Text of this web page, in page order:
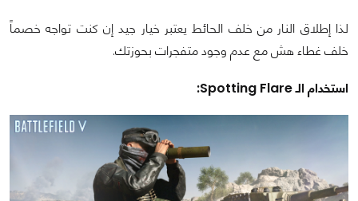
لذا إطلاق النار من خلف الحائط يعتبر خيار جيد إن كنت تواجه خصماً
خلف غطاء هش مع عدم وجود متفجرات بحوزتك.
استخدام الـ Spotting Flare: